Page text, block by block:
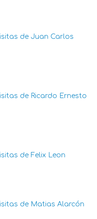
de Juan Carlos
de Ricardo Ernesto
de Felix Leon
de Matias Alarcón